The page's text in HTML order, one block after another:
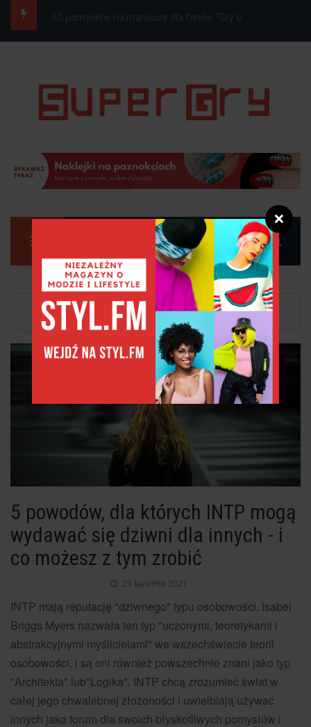
Strona główna
Osobowość
5 powodów, dla których INTP mogą wydawać się...
5 powodów, dla których INTP mogą
wydawać się dziwni dla innych - i
co możesz z tym zrobić
29 kwietnia 2021
INTP mają reputację "dziwnego" typu osobowości. Isabel
Briggs Myers nazwała ten typ "uczonymi, teoretykami i
abstrakcyjnymi myślicielami" we wszechświecie teorii
osobowości, i są oni również powszechnie znani jako typ
"Architekta" lub"Logika". INTP chcą zrozumieć świat w
całej jego chwalebnej złożoności i uwielbiają używać
innych jako forum dla swoich błyskotliwych pomysłów i
❌